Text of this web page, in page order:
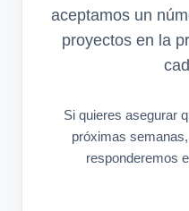
aceptamos un
proyectos en la
Si quieres asegurar
próximas
responderemos